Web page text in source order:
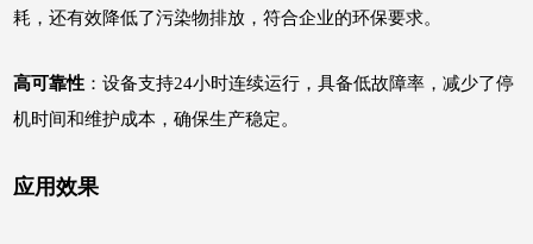
耗，还有效降低了污染物排放，符合企业的环保要求。
高可靠性 ：设备支持24小时连续运行，具备低故障率，减少了停
机时间和维护成本，确保生产稳定。
应用效果